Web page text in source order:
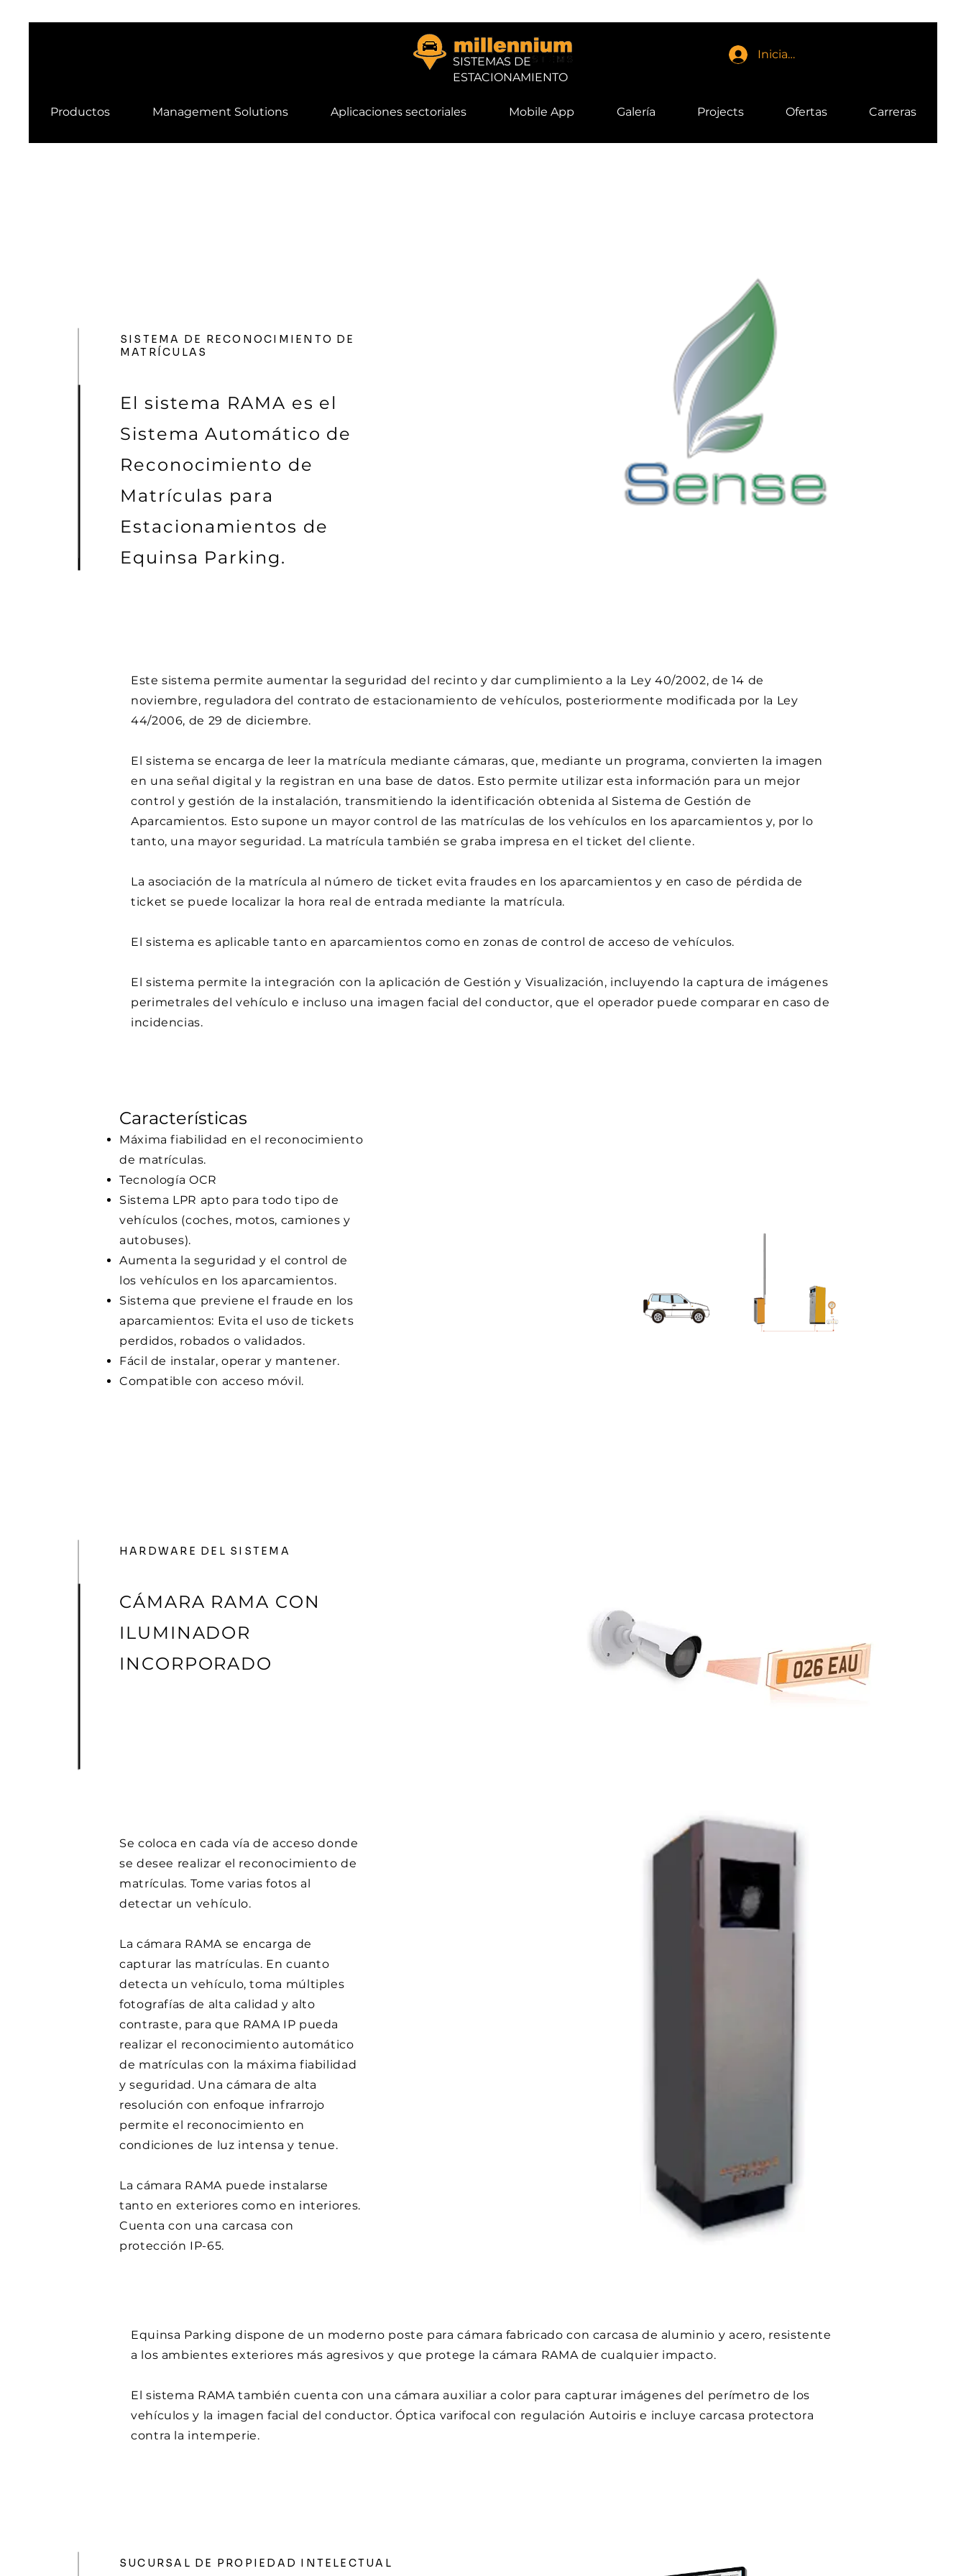
SISTEMAS DE
ESTACIONAMIENTO
Productos Management Solutions Aplicaciones sectoriales Mobile App Galería Projects Ofertas Carreras
Iniciar sesión
SISTEMA DE RECONOCIMIENTO DE
MATRÍCULAS
El sistema RAMA es el
Sistema Automático de
Reconocimiento de
Matrículas para
Estacionamientos de
Equinsa Parking.
Este sistema permite aumentar la seguridad del recinto y dar cumplimiento a la Ley 40/2002, de 14 de
noviembre, reguladora del contrato de estacionamiento de vehículos, posteriormente modificada por la Ley
44/2006, de 29 de diciembre.
El sistema se encarga de leer la matrícula mediante cámaras, que, mediante un programa, convierten la imagen
en una señal digital y la registran en una base de datos. Esto permite utilizar esta información para un mejor
control y gestión de la instalación, transmitiendo la identificación obtenida al Sistema de Gestión de
Aparcamientos. Esto supone un mayor control de las matrículas de los vehículos en los aparcamientos y, por lo
tanto, una mayor seguridad. La matrícula también se graba impresa en el ticket del cliente.
La asociación de la matrícula al número de ticket evita fraudes en los aparcamientos y en caso de pérdida de
ticket se puede localizar la hora real de entrada mediante la matrícula.
El sistema es aplicable tanto en aparcamientos como en zonas de control de acceso de vehículos.
El sistema permite la integración con la aplicación de Gestión y Visualización, incluyendo la captura de imágenes
perimetrales del vehículo e incluso una imagen facial del conductor, que el operador puede comparar en caso de
incidencias.
Características
Máxima fiabilidad en el reconocimiento
de matrículas.
Tecnología OCR
Sistema LPR apto para todo tipo de
vehículos (coches, motos, camiones y
autobuses).
Aumenta la seguridad y el control de
los vehículos en los aparcamientos.
Sistema que previene el fraude en los
aparcamientos: Evita el uso de tickets
perdidos, robados o validados.
Fácil de instalar, operar y mantener.
Compatible con acceso móvil.
HARDWARE DEL SISTEMA
CÁMARA RAMA CON
ILUMINADOR
INCORPORADO
Se coloca en cada vía de acceso donde
se desee realizar el reconocimiento de
matrículas. Tome varias fotos al
detectar un vehículo.
La cámara RAMA se encarga de
capturar las matrículas. En cuanto
detecta un vehículo, toma múltiples
fotografías de alta calidad y alto
contraste, para que RAMA IP pueda
realizar el reconocimiento automático
de matrículas con la máxima fiabilidad
y seguridad. Una cámara de alta
resolución con enfoque infrarrojo
permite el reconocimiento en
condiciones de luz intensa y tenue.
La cámara RAMA puede instalarse
tanto en exteriores como en interiores.
Cuenta con una carcasa con
protección IP-65.
Equinsa Parking dispone de un moderno poste para cámara fabricado con carcasa de aluminio y acero, resistente
a los ambientes exteriores más agresivos y que protege la cámara RAMA de cualquier impacto.
El sistema RAMA también cuenta con una cámara auxiliar a color para capturar imágenes del perímetro de los
vehículos y la imagen facial del conductor. Óptica varifocal con regulación Autoiris e incluye carcasa protectora
contra la intemperie.
SUCURSAL DE PROPIEDAD INTELECTUAL